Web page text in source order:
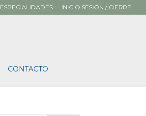
ESPECIALIDADES INICIO SESIÓN / CIERRE
CONTACTO